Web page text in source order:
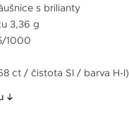
s brilianty
3,36 g
1000
ct / čistota SI / barva H-I)